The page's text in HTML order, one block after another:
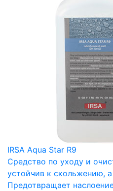
IRSA Aqua Star R9
Средство по уходу и
устойчив к скольжению,
Предотвращает